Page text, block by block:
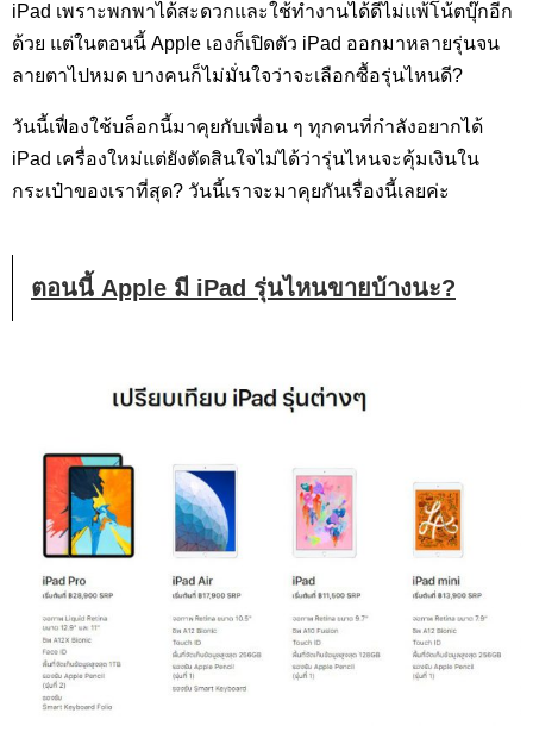
iPad เพราะพกพาได้สะดวกและใช้ทำงานได้ดีไม่แพ้โน้ตบุ๊กอีก
ด้วย แต่ในตอนนี้ Apple เองก็เปิดตัว iPad ออกมาหลายรุ่นจน
ลายตาไปหมด บางคนก็ไม่มั่นใจว่าจะเลือกซื้อรุ่นไหนดี?
วันนี้เฟื่องใช้บล็อกนี้มาคุยกับเพื่อน ๆ ทุกคนที่กำลังอยากได้
iPad เครื่องใหม่แต่ยังตัดสินใจไม่ได้ว่ารุ่นไหนจะคุ้มเงินใน
กระเป๋าของเราที่สุด? วันนี้เราจะมาคุยกันเรื่องนี้เลยค่ะ
ตอนนี้ Apple มี iPad รุ่นไหนขายบ้างนะ?